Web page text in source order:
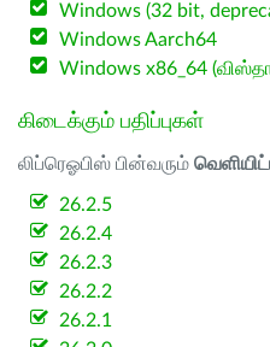
Windows (32 bit,
Windows Aarch64
Windows x86_64
கிடைக்கும் பதிப்புகள்
லிப்ரெஓபிஸ் பின்வரும்
26.2.5
26.2.4
26.2.3
26.2.2
26.2.1